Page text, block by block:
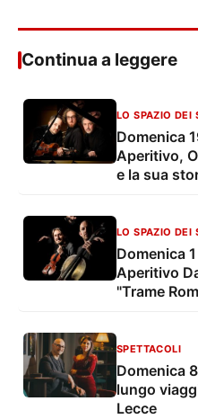
Continua a leggere
LO SPAZIO DEI
Domenica
Aperitivo,
e la sua
LO SPAZIO DEI
Domenica
Aperitivo
"Trame
SPETTACOLI
Domenica
lungo
Lecce